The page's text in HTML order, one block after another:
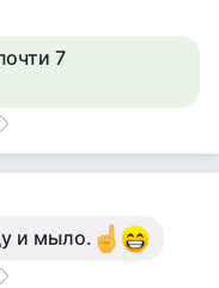
7
и мыло.